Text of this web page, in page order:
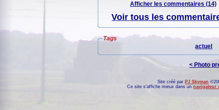
Afficher les commentaires (14)
Voir tous les
Tags
actuel
< Photo
Site créé par PJ Skyman
Ce site s'affiche mieux dans unnavigateur